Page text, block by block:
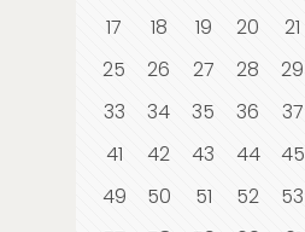
17
18 19 20 21
25
26 27 28 29
33
34 35 36 37
41
42 43 44 45
49
50 51 52 53